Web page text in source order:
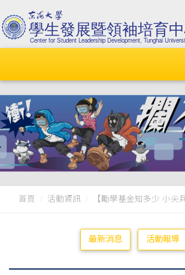
首頁 活動資訊 【勵學基金知多少 小尖
最新消息 活動報導